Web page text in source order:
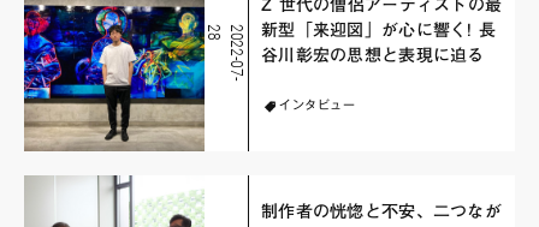
2
0
2
2
-
0
7
-
2
8
Z 世代の僧侶アーティストの最
新型「来迎図」が心に響く! 長
谷川彰宏の思想と表現に迫る
インタビュー
制作者の恍惚と不安、二つなが